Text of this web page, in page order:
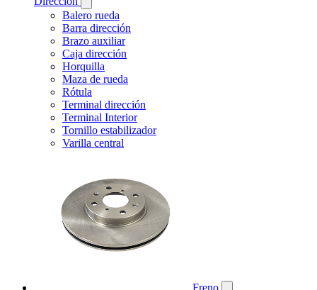
Balero rueda
Barra dirección
Brazo auxiliar
Caja dirección
Horquilla
Maza de rueda
Rótula
Terminal dirección
Terminal Interior
Tornillo estabilizador
Varilla central
Freno